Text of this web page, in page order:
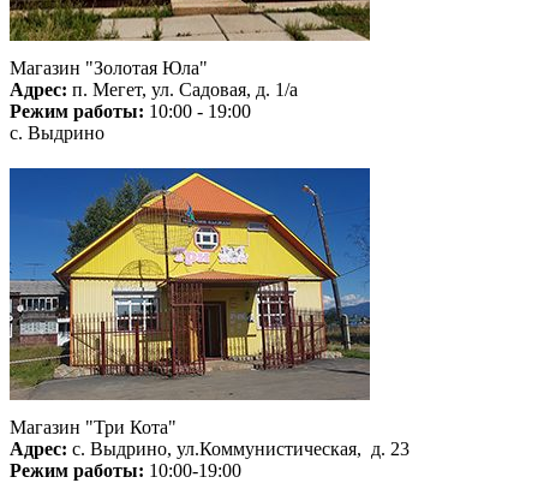
Магазин "Золотая Юла"
Адрес: п. Мегет, ул. Садовая, д. 1/а
Режим работы: 10:00 - 19:00
с. Выдрино
Магазин "Три Кота"
Адрес: с. Выдрино, ул.Коммунистическая, д. 23
Режим работы: 10:00-19:00